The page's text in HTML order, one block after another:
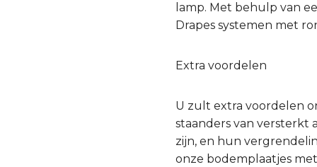
lamp. Met behulp van
Drapes systemen met
Extra voordelen
U zult extra voordelen
staanders van
zijn, en hun
onze bodemplaatjes